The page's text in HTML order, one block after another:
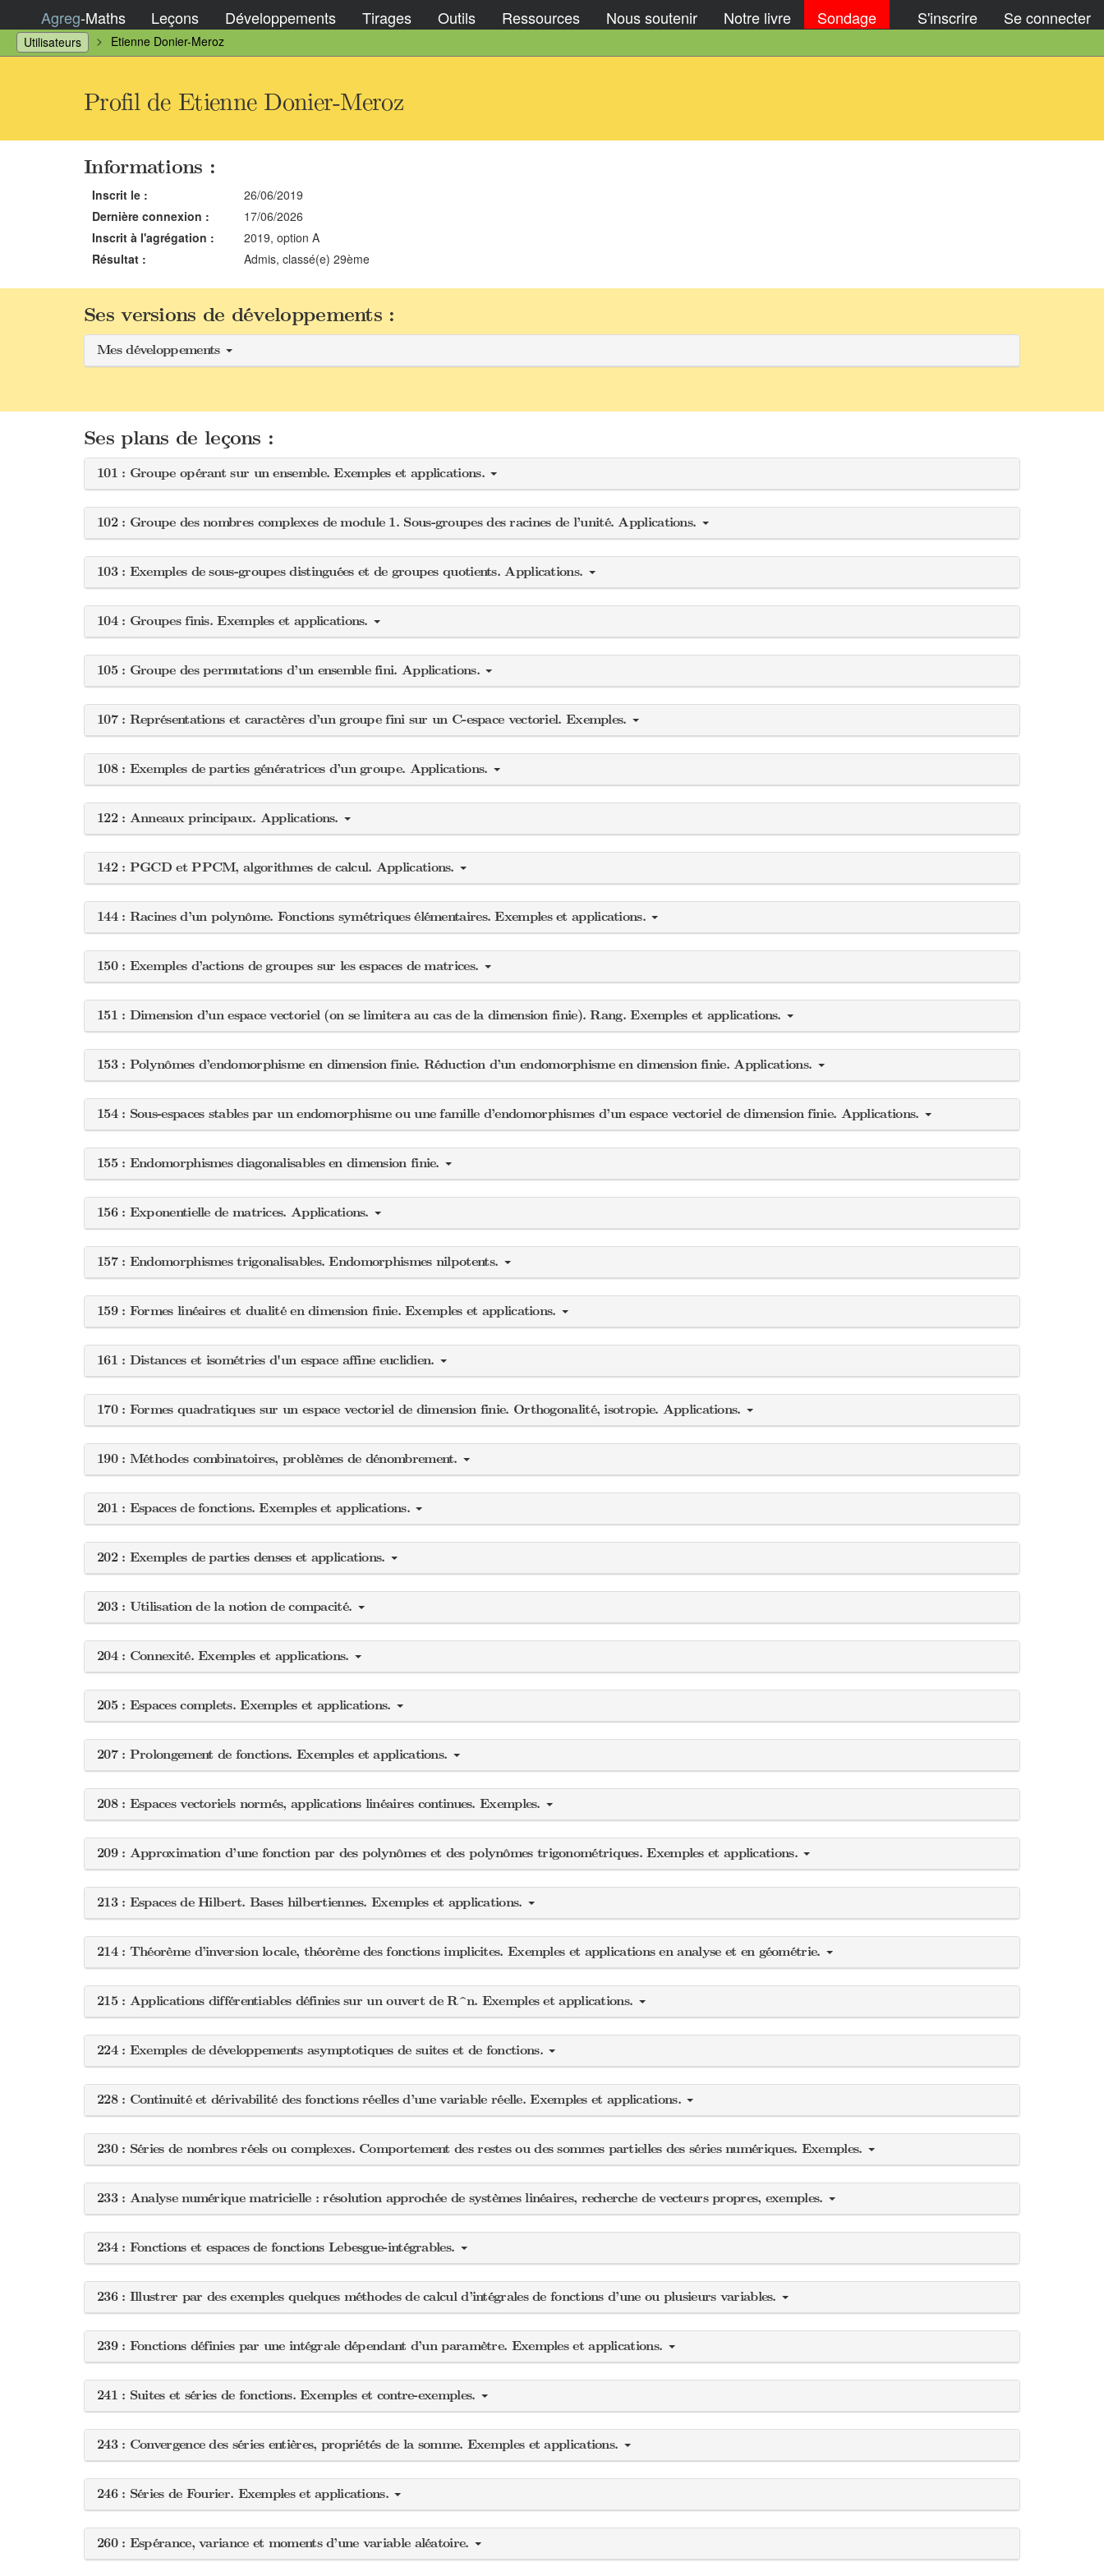
Agreg-Maths Leçons Développements Tirages Outils Ressources Nous soutenir Notre livre Sondage S'inscrire Se connecter
Utilisateurs Etienne Donier-Meroz
Profil de Etienne Donier-Meroz
Informations :
Inscrit le :
26/06/2019
Dernière connexion :
17/06/2026
Inscrit à l'agrégation :
2019, option A
Résultat :
Admis, classé(e) 29ème
Ses versions de développements :
Mes développements
Ses plans de leçons :
101 : Groupe opérant sur un ensemble. Exemples et applications.
102 : Groupe des nombres complexes de module 1. Sous-groupes des racines de l’unité. Applications.
103 : Exemples de sous-groupes distinguées et de groupes quotients. Applications.
104 : Groupes finis. Exemples et applications.
105 : Groupe des permutations d’un ensemble fini. Applications.
107 : Représentations et caractères d’un groupe fini sur un C-espace vectoriel. Exemples.
108 : Exemples de parties génératrices d’un groupe. Applications.
122 : Anneaux principaux. Applications.
142 : PGCD et PPCM, algorithmes de calcul. Applications.
144 : Racines d’un polynôme. Fonctions symétriques élémentaires. Exemples et applications.
150 : Exemples d’actions de groupes sur les espaces de matrices.
151 : Dimension d’un espace vectoriel (on se limitera au cas de la dimension finie). Rang. Exemples et applications.
153 : Polynômes d’endomorphisme en dimension finie. Réduction d’un endomorphisme en dimension finie. Applications.
154 : Sous-espaces stables par un endomorphisme ou une famille d’endomorphismes d’un espace vectoriel de dimension finie. Applications.
155 : Endomorphismes diagonalisables en dimension finie.
156 : Exponentielle de matrices. Applications.
157 : Endomorphismes trigonalisables. Endomorphismes nilpotents.
159 : Formes linéaires et dualité en dimension finie. Exemples et applications.
161 : Distances et isométries d'un espace affine euclidien.
170 : Formes quadratiques sur un espace vectoriel de dimension finie. Orthogonalité, isotropie. Applications.
190 : Méthodes combinatoires, problèmes de dénombrement.
201 : Espaces de fonctions. Exemples et applications.
202 : Exemples de parties denses et applications.
203 : Utilisation de la notion de compacité.
204 : Connexité. Exemples et applications.
205 : Espaces complets. Exemples et applications.
207 : Prolongement de fonctions. Exemples et applications.
208 : Espaces vectoriels normés, applications linéaires continues. Exemples.
209 : Approximation d’une fonction par des polynômes et des polynômes trigonométriques. Exemples et applications.
213 : Espaces de Hilbert. Bases hilbertiennes. Exemples et applications.
214 : Théorème d’inversion locale, théorème des fonctions implicites. Exemples et applications en analyse et en géométrie.
215 : Applications différentiables définies sur un ouvert de R^n. Exemples et applications.
224 : Exemples de développements asymptotiques de suites et de fonctions.
228 : Continuité et dérivabilité des fonctions réelles d’une variable réelle. Exemples et applications.
230 : Séries de nombres réels ou complexes. Comportement des restes ou des sommes partielles des séries numériques. Exemples.
233 : Analyse numérique matricielle : résolution approchée de systèmes linéaires, recherche de vecteurs propres, exemples.
234 : Fonctions et espaces de fonctions Lebesgue-intégrables.
236 : Illustrer par des exemples quelques méthodes de calcul d’intégrales de fonctions d’une ou plusieurs variables.
239 : Fonctions définies par une intégrale dépendant d’un paramètre. Exemples et applications.
241 : Suites et séries de fonctions. Exemples et contre-exemples.
243 : Convergence des séries entières, propriétés de la somme. Exemples et applications.
246 : Séries de Fourier. Exemples et applications.
260 : Espérance, variance et moments d’une variable aléatoire.